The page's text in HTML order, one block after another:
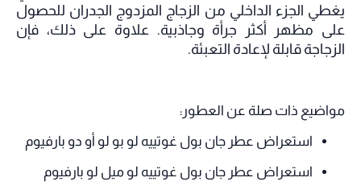
يغطي الجزء الداخلي من الزجاج المزدوج الجدران للحصول
على مظهر أكثر جرأة وجاذبية. علاوة على ذلك، فإن
الزجاجة قابلة لإعادة التعبئة.
مواضيع ذات صلة عن العطور:
استعراض عطر جان بول غوتييه لو بو لو أو دو بارفيوم
استعراض عطر جان بول غوتييه لو ميل لو بارفيوم